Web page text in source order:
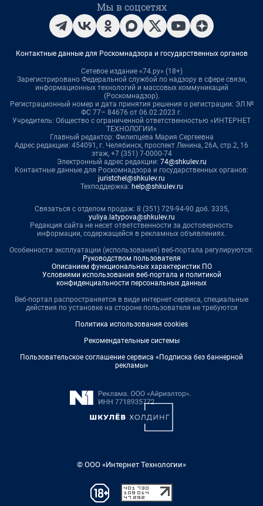
Мы в соцсетях
Контактные данные для Роскомнадзора и государственных органов
Сетевое издание «74.ру» (18+)
Зарегистрировано Федеральной службой по надзору в сфере связи,
информационных технологий и массовых коммуникаций
(Роскомнадзор).
Регистрационный номер и дата принятия решения о регистрации: ЭЛ №
ФС 77– 84676 от 06.02.2023 г.
Учредитель: Общество с ограниченной ответственностью «ИНТЕРНЕТ
ТЕХНОЛОГИИ»
Главный редактор: Филипцева Мария Сергеевна
Адрес редакции: 454091, г. Челябинск, проспект Ленина, 26А, стр.2, 16
этаж, +7 (351) 7-0000-74
Электронный адрес редакции: 74@shkulev.ru
Контактные данные для Роскомнадзора и государственных органов:
juristchel@shkulev.ru
Техподдержка: help@shkulev.ru
Связаться с отделом продаж: 8 (351) 729-94-90 доб. 3335,
yuliya.latypova@shkulev.ru
Редакция сайта не несет ответственности за достоверность
информации, содержащейся в рекламных объявлениях.
Особенности эксплуатации (использования) веб-портала регулируются:
Руководством пользователя
Описанием функциональных характеристик ПО
Условиями использования веб-портала и политикой
конфиденциальности персональных данных
Веб-портал распространяется в виде интернет-сервиса, специальные
действия по установке на стороне пользователя не требуются
Политика использования cookies
Рекомендательные системы
Пользовательское соглашение сервиса «Подписка без баннерной
рекламы»
© ООО «Интернет Технологии»